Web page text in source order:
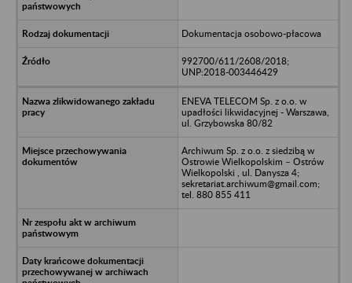
Dokumentacja osobowo-płacowa
992700/611/2608/2018;
UNP:2018-003446429
ENEVA TELECOM Sp. z o.o. w
upadłości likwidacyjnej - Warszawa,
ul. Grzybowska 80/82
Archiwum Sp. z o.o. z siedzibą w
Ostrowie Wielkopolskim – Ostrów
Wielkopolski , ul. Danysza 4;
sekretariat.archiwum@gmail.com;
tel. 880 855 411